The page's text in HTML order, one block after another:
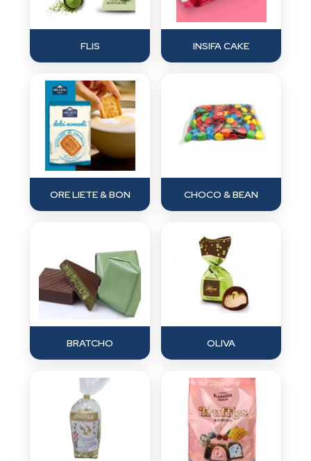
INSIFA CAKE
FLIS
CHOCO & BEAN
ORE LIETE & BON
OLIVA
BRATCHO